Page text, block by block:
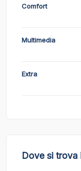
Comfort
Multimedia
Extra
Dove si trova